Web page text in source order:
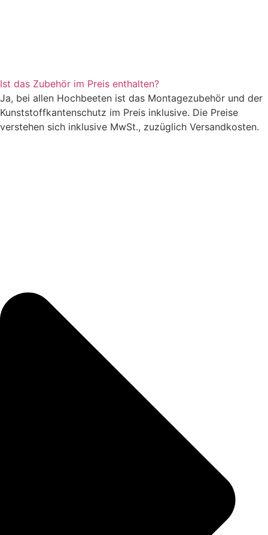
Ist das Zubehör im Preis enthalten?
Ja, bei allen Hochbeeten ist das Montagezubehör und der
Kunststoffkantenschutz im Preis inklusive. Die Preise
verstehen sich inklusive MwSt., zuzüglich Versandkosten.